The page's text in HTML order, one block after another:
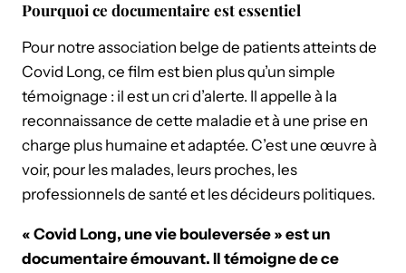
Pourquoi ce documentaire est essentiel
Pour notre association belge de patients atteints de
Covid Long, ce film est bien plus qu’un simple
témoignage : il est un cri d’alerte. Il appelle à la
reconnaissance de cette maladie et à une prise en
charge plus humaine et adaptée. C’est une œuvre à
voir, pour les malades, leurs proches, les
professionnels de santé et les décideurs politiques.
« Covid Long, une vie bouleversée » est un
documentaire émouvant. Il témoigne de ce